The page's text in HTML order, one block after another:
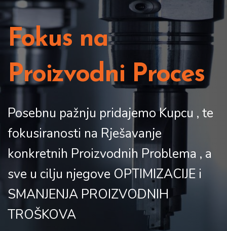
Fokus na
Proizvodni Proces
Posebnu pažnju pridajemo Kupcu , te
fokusiranosti na Rješavanje
konkretnih Proizvodnih Problema , a
sve u cilju njegove OPTIMIZACIJE i
SMANJENJA PROIZVODNIH
TROŠKOVA